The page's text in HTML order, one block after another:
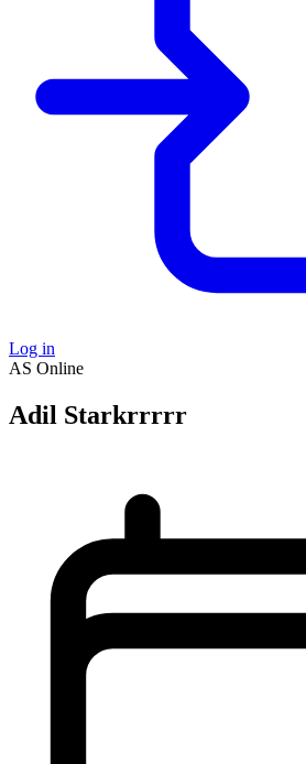
Log in
AS Online
Adil Starkrrrrr